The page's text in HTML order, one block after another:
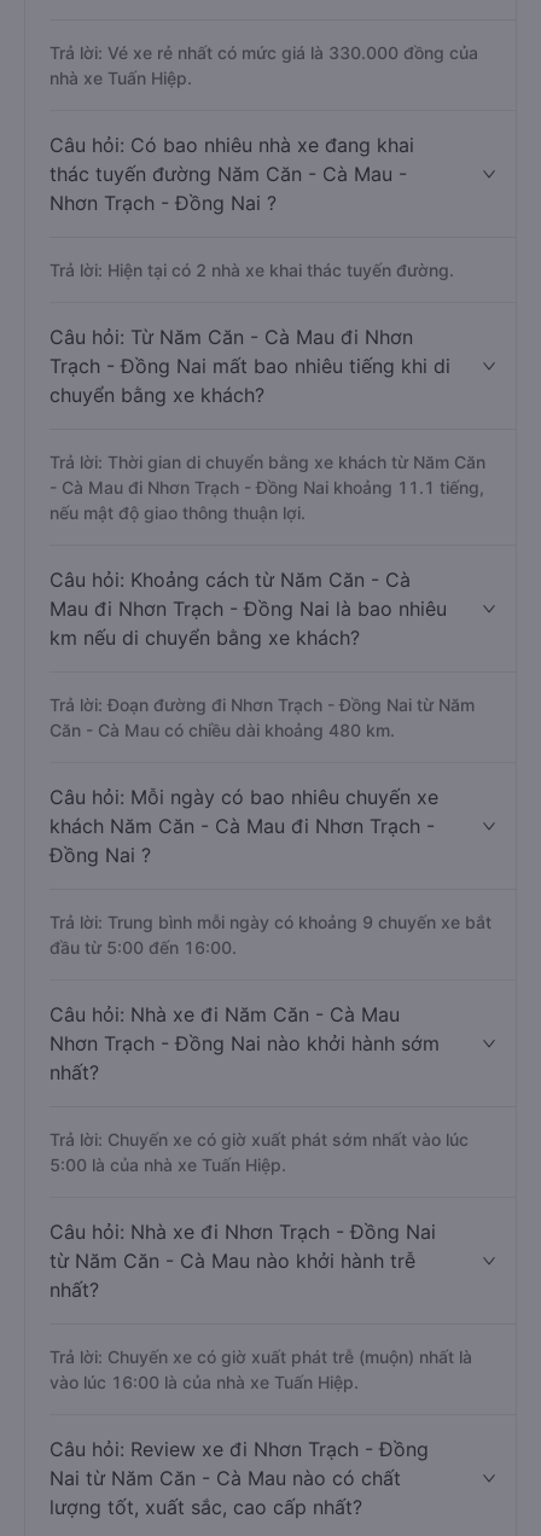
Trả lời: Vé xe rẻ nhất có mức giá là 330.000 đồng của
nhà xe Tuấn Hiệp.
Câu hỏi: Có bao nhiêu nhà xe đang khai
thác tuyến đường Năm Căn - Cà Mau -
Nhơn Trạch - Đồng Nai ?
Trả lời: Hiện tại có 2 nhà xe khai thác tuyến đường.
Câu hỏi: Từ Năm Căn - Cà Mau đi Nhơn
Trạch - Đồng Nai mất bao nhiêu tiếng khi di
chuyển bằng xe khách?
Trả lời: Thời gian di chuyển bằng xe khách từ Năm Căn
- Cà Mau đi Nhơn Trạch - Đồng Nai khoảng 11.1 tiếng,
nếu mật độ giao thông thuận lợi.
Câu hỏi: Khoảng cách từ Năm Căn - Cà
Mau đi Nhơn Trạch - Đồng Nai là bao nhiêu
km nếu di chuyển bằng xe khách?
Trả lời: Đoạn đường đi Nhơn Trạch - Đồng Nai từ Năm
Căn - Cà Mau có chiều dài khoảng 480 km.
Câu hỏi: Mỗi ngày có bao nhiêu chuyến xe
khách Năm Căn - Cà Mau đi Nhơn Trạch -
Đồng Nai ?
Trả lời: Trung bình mỗi ngày có khoảng 9 chuyến xe bắt
đầu từ 5:00 đến 16:00.
Câu hỏi: Nhà xe đi Năm Căn - Cà Mau
Nhơn Trạch - Đồng Nai nào khởi hành sớm
nhất?
Trả lời: Chuyến xe có giờ xuất phát sớm nhất vào lúc
5:00 là của nhà xe Tuấn Hiệp.
Câu hỏi: Nhà xe đi Nhơn Trạch - Đồng Nai
từ Năm Căn - Cà Mau nào khởi hành trễ
nhất?
Trả lời: Chuyến xe có giờ xuất phát trễ (muộn) nhất là
vào lúc 16:00 là của nhà xe Tuấn Hiệp.
Câu hỏi: Review xe đi Nhơn Trạch - Đồng
Nai từ Năm Căn - Cà Mau nào có chất
lượng tốt, xuất sắc, cao cấp nhất?